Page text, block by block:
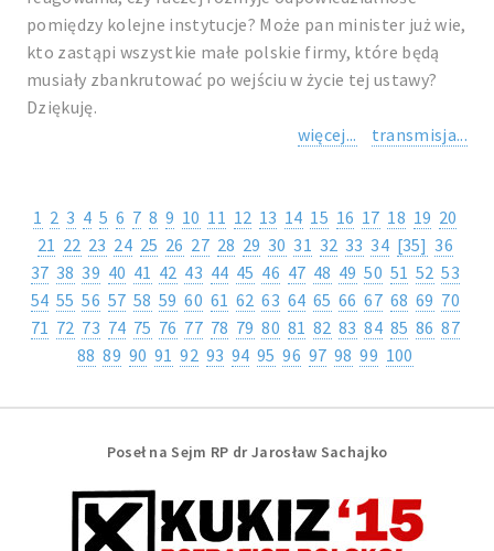
pomiędzy kolejne instytucje? Może pan minister już wie,
kto zastąpi wszystkie małe polskie firmy, które będą
musiały zbankrutować po wejściu w życie tej ustawy?
Dziękuję.
więcej...
transmisja...
1 2 3 4 5 6 7 8 9 10 11 12 13 14 15 16 17 18 19 20
21 22 23 24 25 26 27 28 29 30 31 32 33 34 [35] 36
37 38 39 40 41 42 43 44 45 46 47 48 49 50 51 52 53
54 55 56 57 58 59 60 61 62 63 64 65 66 67 68 69 70
71 72 73 74 75 76 77 78 79 80 81 82 83 84 85 86 87
88 89 90 91 92 93 94 95 96 97 98 99 100
Poseł na Sejm RP dr Jarosław Sachajko